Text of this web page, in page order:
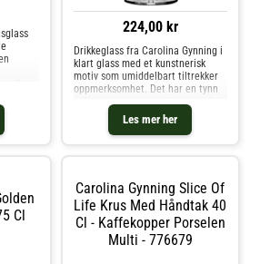
224,00 kr
Les mer her
Drikkeglass fra Carolina Gynning i
klart glass med et kunstnerisk
motiv som umiddelbart tiltrekker
oppmerksomhet. Det har en tynn
stilk med en sjenerøs kopp perfekt
til drinker. En perfekt gave til deg
selv eller noen andre. Om
drikkeglasset fra Carolina
Vedlikeholdsinstruksjoner for
drikkeglasset- Håndvask
anbefales. Kjøp Martiniglass &
Cocktailglass og andre Glass hos
Royal Design.
Cl
Carolina Gynning Slice Of
Life Krus Med Håndtak 40
Cl - Kaffekopper Porselen
Multi - 776679